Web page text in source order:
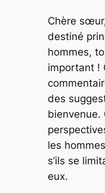
Chère
destiné
hommes,
important !
des
bienvenue.
les
s’ils se
eux.